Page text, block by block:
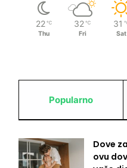
22 ℃
Thu
32 ℃
Fri
31
Sat
Popularno
Dove
ovu